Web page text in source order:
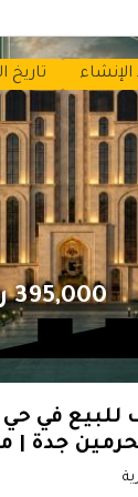
الإنشاء تاريخ
395,000 ريال سعودي
في حي
جدة |